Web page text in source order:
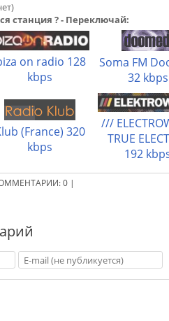
станция ? - Переключай:
on radio 128
kbps
Soma FM
32 kbps
(France) 320
kbps
///
TRUE
192
0 |